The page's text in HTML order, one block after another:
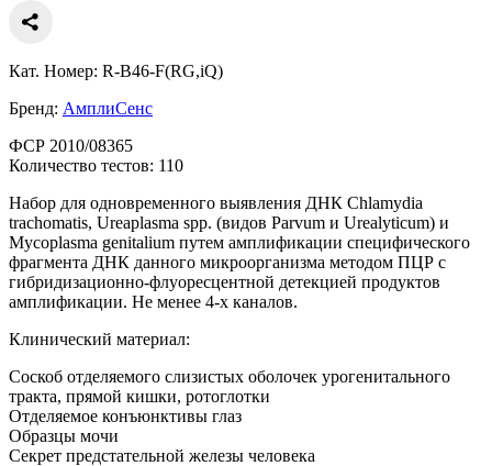
Кат. Номер: R-B46-F(RG,iQ)
Бренд: АмплиСенс
ФСР 2010/08365
Количество тестов: 110
Набор для одновременного выявления ДНК Chlamydia
trachomatis, Ureaplasma spp. (видов Parvum и Urealyticum) и
Mycoplasma genitalium путем амплификации специфического
фрагмента ДНК данного микроорганизма методом ПЦР с
гибридизационно-флуоресцентной детекцией продуктов
амплификации. Не менее 4-х каналов.
Клинический материал:
Соскоб отделяемого слизистых оболочек урогенитального
тракта, прямой кишки, ротоглотки
Отделяемое конъюнктивы глаз
Образцы мочи
Секрет предстательной железы человека